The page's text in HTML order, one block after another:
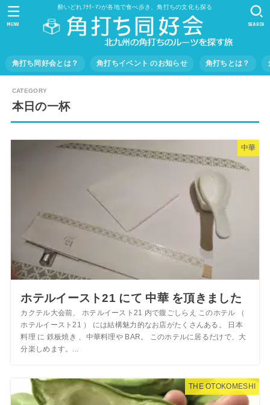
酔いどれﾌﾗﾘｰﾏﾝが各地で食べ歩き、角打ちの文化も探る
角打ち同好会とは？ 角打ちイベント のお知らせ 角打ちとは？
SEARCH
MENU
本日の一杯
中華
ホテルイースト21 にて 中華 を頂きました
カクテル大会前、 ホテルイースト21 内で腹ごしらえ このホテル （
ホテルイースト21 ） には結構魅力的なお店がたくさんある。 日本
料理 に 鉄板焼き 、中華料理や BAR。 このホテルに居るだけで、大
分楽しめます。...
THE OTOKOMESHI